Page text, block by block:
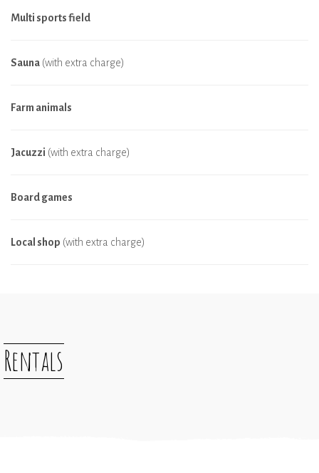
Multi sports field
Sauna (with extra charge)
Farm animals
Jacuzzi (with extra charge)
Board games
Local shop (with extra charge)
Rentals